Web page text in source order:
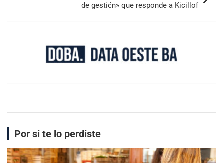
de gestión» que responde a Kicillof
Por si te lo perdiste